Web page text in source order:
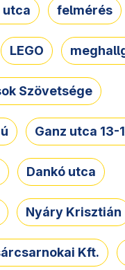
utca felmérés
LEGO
Szövetsége
Ganz utca 13-
Dankó utca
Nyáry Krisztián
Kft.